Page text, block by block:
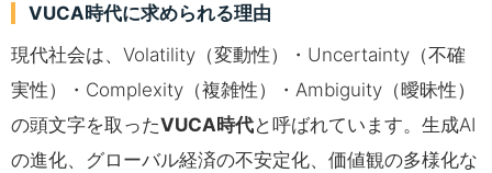
VUCA時代に求められる理由
現代社会は、Volatility（変動性）・Uncertainty（不確
実性）・Complexity（複雑性）・Ambiguity（曖昧性）
の頭文字を取ったVUCA時代と呼ばれています。生成AI
の進化、グローバル経済の不安定化、価値観の多様化な